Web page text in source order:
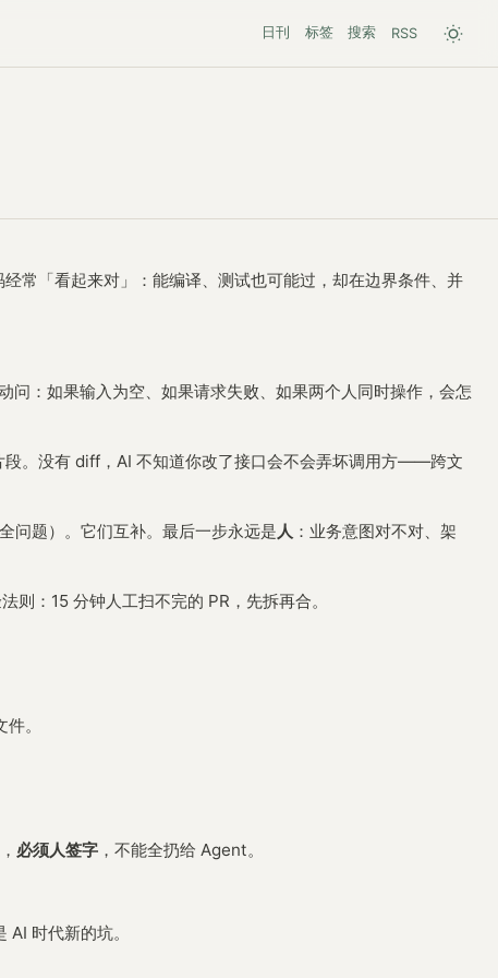
日刊 标签 搜索 RSS
「看起来对」：能编译、测试也可能过，却在边界条件、并
：如果输入为空、如果请求失败、如果两个人同时操作，会怎
段。没有 diff，AI 不知道你改了接口会不会弄坏调用方——跨文
问题）。它们互补。最后一步永远是人 ：业务意图对不对、架
：15 分钟人工扫不完的 PR，先拆再合。
。
必须人签字 ，不能全扔给 Agent。
时代新的坑。